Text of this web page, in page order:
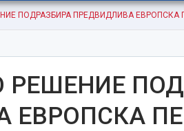
ПОДРАЗБИРА ПРЕДВИДЛИВА ЕВРОПСКА
РЕШЕНИЕ
ЕВРОПСКА